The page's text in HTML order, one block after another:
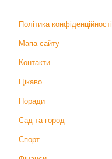
Політика конфіденційності
Мапа сайту
Контакти
Цікаво
Поради
Сад та город
Спорт